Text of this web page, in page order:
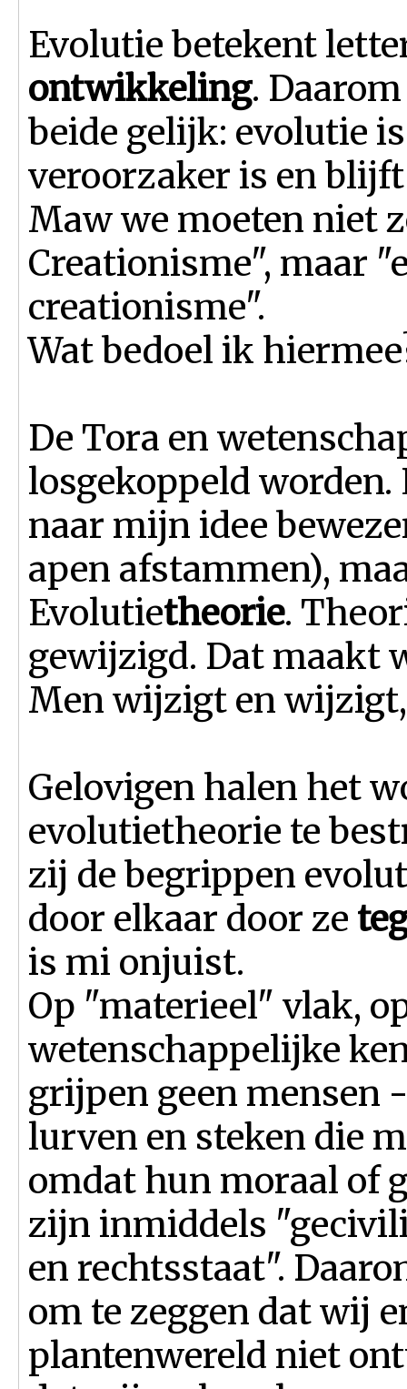
Evolutie betekent
ontwikkeling.
beide gelijk: evolutie
veroorzaker is en blijft
Maw we moeten niet
Creationisme", maar
creationisme".
Wat bedoel ik
De Tora en
losgekoppeld
naar mijn idee
apen afstammen),
Evolutietheorie.
gewijzigd. Dat maakt
Men wijzigt en
Gelovigen halen het
evolutietheorie te
zij de begrippen
door elkaar door ze
is mi onjuist.
Op "materieel" vlak,
wetenschappelijke
grijpen geen mensen
lurven en steken die
omdat hun moraal of
zijn inmiddels
en rechtsstaat".
om te zeggen dat wij
plantenwereld niet